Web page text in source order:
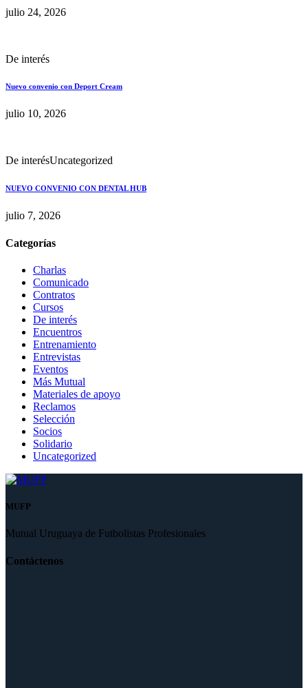
julio 24, 2026
De interés
Nuevo convenio con Deport Cream
julio 10, 2026
De interésUncategorized
NUEVO CONVENIO CON DENTAL HUB
julio 7, 2026
Categorías
Charlas
Comunicado
Contratos
Cursos
De interés
Encuentros
Entrenamiento
Entrevistas
Eventos
Más Mutual
Materiales de apoyo
Reclamos
Selección
Socios
Solidario
Uncategorized
MUFP
Mutual Uruguaya de Futbolistas Profesionales
Contáctenos